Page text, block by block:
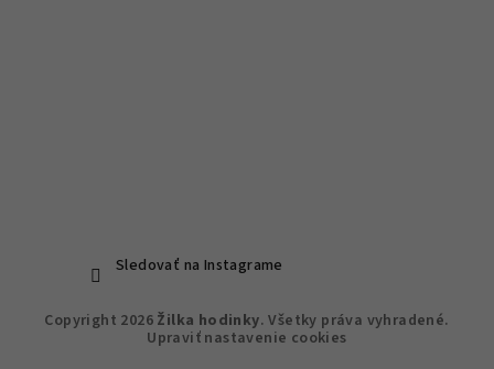
Sledovať na Instagrame
Copyright 2026 Žilka hodinky. Všetky práva vyhradené.
Upraviť nastavenie cookies